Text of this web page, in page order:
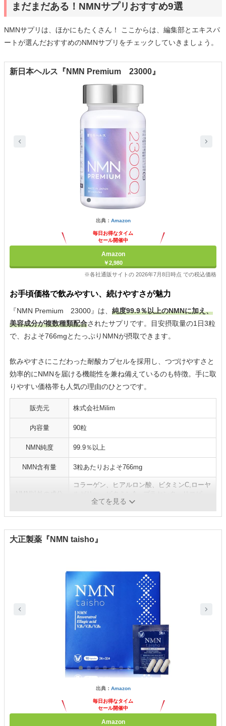
まだまだある！NMNサプリおすすめ9選
NMNサプリは、ほかにもたくさん！ ここからは、編集部とエキスパ
ートが選んだおすすめのNMNサプリをチェックしていきましょう。
新日本ヘルス『NMN Premium 23000』
出典： Amazon
毎日お得なタイム
セール開催中
Amazon
￥2,980
※各社通販サイトの 2026年7月8日時点 での税込価格
お手頃価格で飲みやすい、続けやすさが魅力
『NMN Premium 23000』は、 純度99.9％以上のNMNに加え、
美容成分が複数種類配合されたサプリです。目安摂取量の1日3粒
で、およそ766mgとたっぷりNMNが摂取できます。
飲みやすさにこだわった耐酸カプセルを採用し、つづけやすさと
効率的にNMNを届ける機能性を兼ね備えているのも特徴。手に取
りやすい価格帯も人気の理由のひとつです。
販売元 株式会社Milim
内容量 90粒
NMN純度 99.9％以上
NMN含有量 3粒あたりおよそ766mg
コラーゲン、ヒアルロン酸、ビタミンC,ローヤ
ン、アスタキサンチン、エラスチン など
全てを見る
大正製薬『NMN taisho』
出典： Amazon
毎日お得なタイム
セール開催中
Amazon